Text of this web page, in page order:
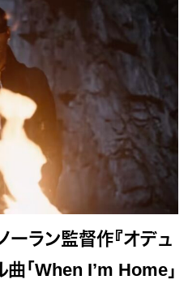
ーラン監督作『オデュ
曲「When I’m Home」